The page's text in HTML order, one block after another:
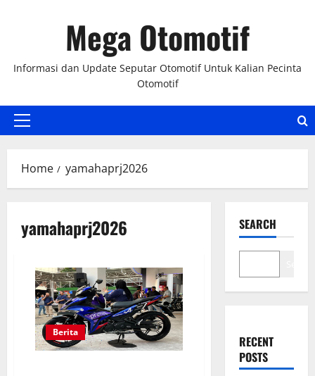
Mega Otomotif
Informasi dan Update Seputar Otomotif Untuk Kalian Pecinta
Otomotif
Primary
Home yamahaprj2026
yamahaprj2026
Berita
SEARCH
RECENT
POSTS